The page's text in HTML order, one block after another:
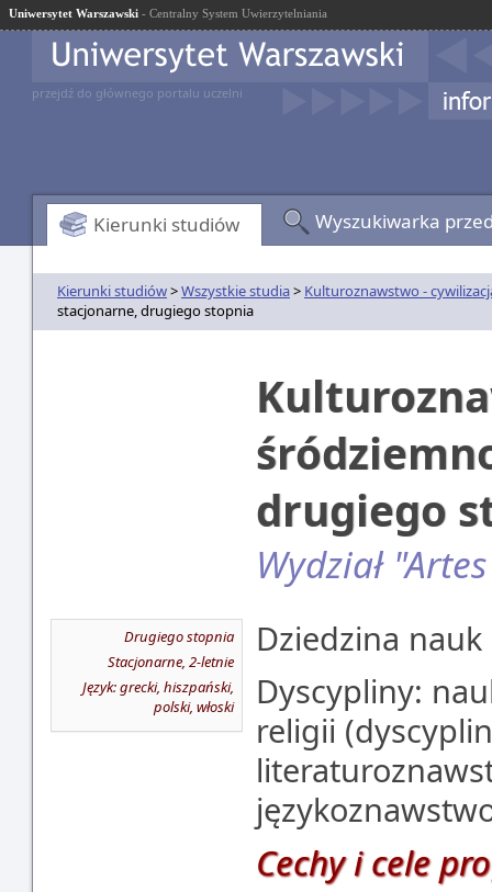
Uniwersytet Warszawski - Centralny System Uwierzytelniania
przejdź do głównego portalu uczelni
Kierunki studiów Wyszukiwarka
Kierunki studiów>Wszystkie studia> Kulturoznawstwo -
stacjonarne, drugiego stopnia
drugiego
Wydział
Drugiego stopnia
Stacjonarne, 2-letnie
Język: grecki, hiszpański,
polski, włoski
Dziedzina
Dyscypliny:
religii
Cechy i cele